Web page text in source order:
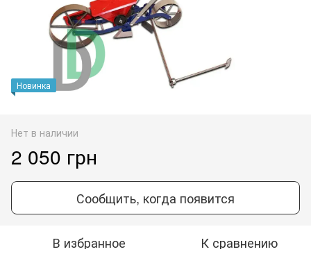
Новинка
Нет в наличии
2 050 грн
Сообщить, когда появится
В избранное К сравнению